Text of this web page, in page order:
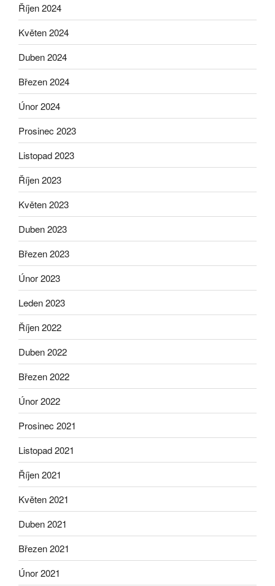
Říjen 2024
Květen 2024
Duben 2024
Březen 2024
Únor 2024
Prosinec 2023
Listopad 2023
Říjen 2023
Květen 2023
Duben 2023
Březen 2023
Únor 2023
Leden 2023
Říjen 2022
Duben 2022
Březen 2022
Únor 2022
Prosinec 2021
Listopad 2021
Říjen 2021
Květen 2021
Duben 2021
Březen 2021
Únor 2021